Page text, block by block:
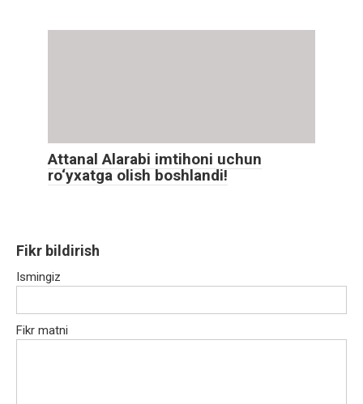
Attanal Alarabi imtihoni uchun
ro‘yxatga olish boshlandi!
Fikr bildirish
Ismingiz
Fikr matni